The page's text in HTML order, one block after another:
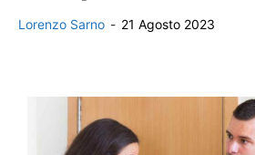
Lorenzo Sarno - 21 Agosto 2023